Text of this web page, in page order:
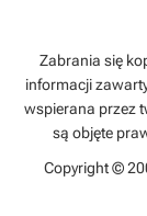
Zabrania się
informacji
wspierana przez
są objęte
Copyright ©